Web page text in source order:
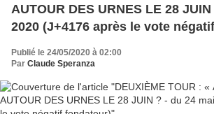
AUTOUR DES URNES LE 28
2020 (J+4176 après le vote
Publié le 24/05/2020 à 02:00
Par Claude Speranza